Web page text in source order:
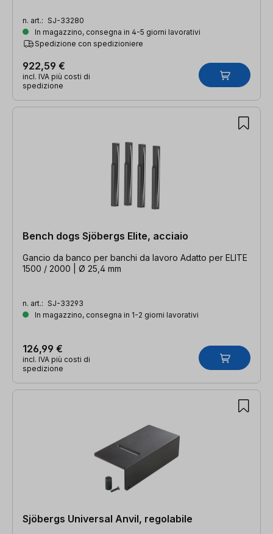
n. art.: SJ-33280
In magazzino, consegna in 4-5 giorni lavorativi
Spedizione con spedizioniere
922,59 €
incl. IVA più costi di
spedizione
Bench dogs Sjöbergs Elite, acciaio
Gancio da banco per banchi da lavoro Adatto per ELITE
1500 / 2000 | Ø 25,4 mm
n. art.: SJ-33293
In magazzino, consegna in 1-2 giorni lavorativi
126,99 €
incl. IVA più costi di
spedizione
Sjöbergs Universal Anvil, regolabile